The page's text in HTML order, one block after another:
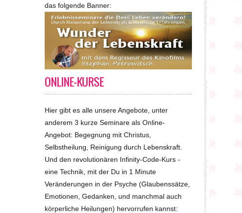
das folgende Banner:
ONLINE-KURSE
Hier gibt es alle unsere Angebote, unter
anderem 3 kurze Seminare als Online-
Angebot: Begegnung mit Christus,
Selbstheilung, Reinigung durch Lebenskraft.
Und den revolutionären Infinity-Code-Kurs -
eine Technik, mit der Du in 1 Minute
Veränderungen in der Psyche (Glaubenssätze,
Emotionen, Gedanken, und manchmal auch
körperliche Heilungen) hervorrufen kannst: